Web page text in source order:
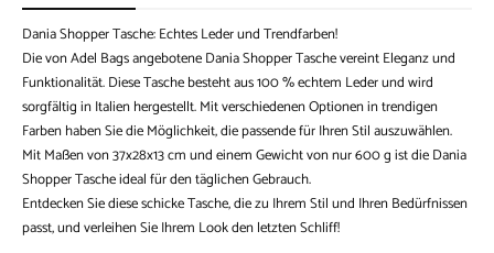
Dania Shopper Tasche: Echtes Leder und Trendfarben!
Die von Adel Bags angebotene Dania Shopper Tasche vereint Eleganz und
Funktionalität. Diese Tasche besteht aus 100 % echtem Leder und wird
sorgfältig in Italien hergestellt. Mit verschiedenen Optionen in trendigen
Farben haben Sie die Möglichkeit, die passende für Ihren Stil auszuwählen.
Mit Maßen von 37x28x13 cm und einem Gewicht von nur 600 g ist die Dania
Shopper Tasche ideal für den täglichen Gebrauch.
Entdecken Sie diese schicke Tasche, die zu Ihrem Stil und Ihren Bedürfnissen
passt, und verleihen Sie Ihrem Look den letzten Schliff!